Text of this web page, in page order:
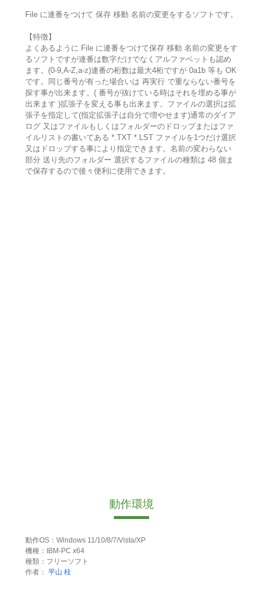
File に連番をつけて 保存 移動 名前の変更をするソフトです。
【特徴】
よくあるように File に連番をつけて保存 移動 名前の変更をす
るソフトですが連番は数字だけでなくアルファベットも認め
ます。(0-9,A-Z,a-z)連番の桁数は最大4桁ですが 0a1b 等も OK
です。同じ番号が有った場合いは 再実行 で重ならない番号を
探す事が出来ます。( 番号が抜けている時はそれを埋める事が
出来ます )拡張子を変える事も出来ます。ファイルの選択は拡
張子を指定して(指定拡張子は自分で増やせます)通常のダイア
ログ 又はファイルもしくはフォルダーのドロップまたはファ
イルリストの書いてある *.TXT *.LST ファイルを1つだけ選択
又はドロップする事により指定できます。名前の変わらない
部分 送り先のフォルダー 選択するファイルの種類は 48 個ま
で保存するので後々便利に使用できます。
動作環境
動作OS：Windows 11/10/8/7/Vista/XP
機種：IBM-PC x64
種類：フリーソフト
作者： 平山 桂